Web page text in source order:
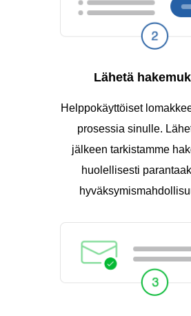
Lähetä
Helppokäyttöiset
prosessia sinulle.
jälkeen tarkistamme
huolellisesti